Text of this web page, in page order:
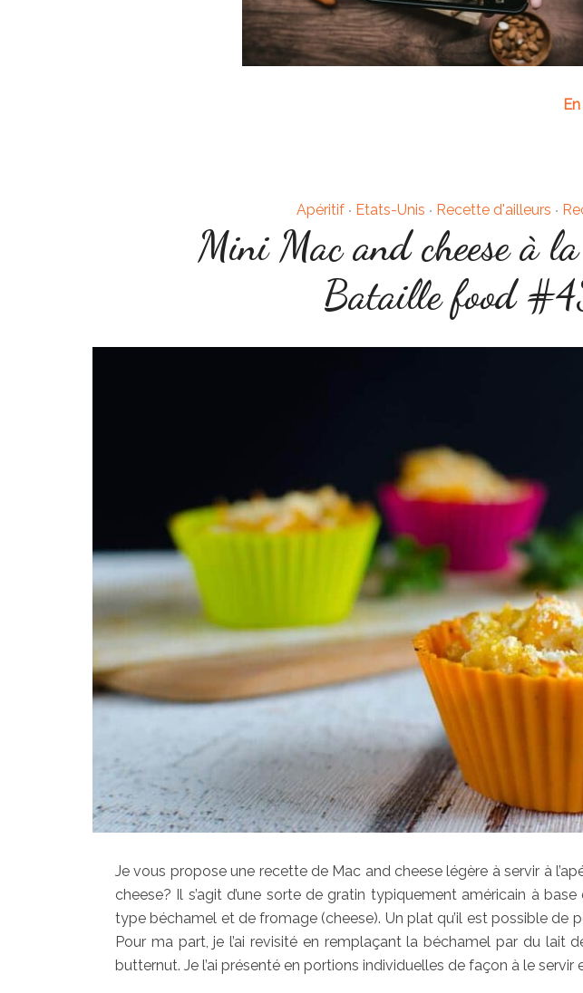
Apéritif • Etats-Unis • Recette d'ailleurs •
Mini Mac and cheese à
Bataille food
Je vous propose une recette de Mac and cheese légère à servir à
cheese? Il s’agit d’une sorte de gratin typiquement américain à
type béchamel et de fromage (cheese). Un plat qu’il est possible de
Pour ma part, je l’ai revisité en remplaçant la béchamel par du lait
butternut. Je l’ai présenté en portions individuelles de façon à le servir